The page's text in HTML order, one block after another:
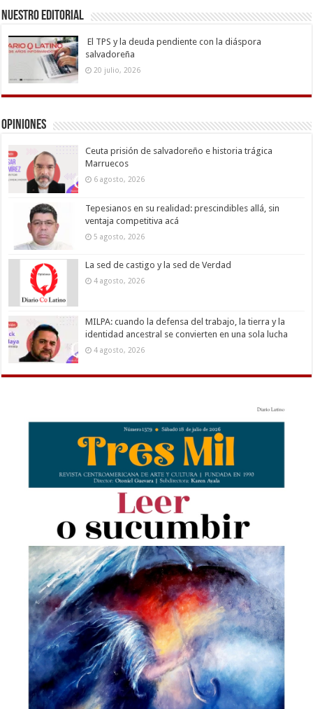
Nuestro Editorial
El TPS y la deuda pendiente con la diáspora
salvadoreña
20 julio, 2026
Opiniones
Ceuta prisión de salvadoreño e historia trágica
Marruecos
6 agosto, 2026
Tepesianos en su realidad: prescindibles allá, sin
ventaja competitiva acá
5 agosto, 2026
La sed de castigo y la sed de Verdad
4 agosto, 2026
MILPA: cuando la defensa del trabajo, la tierra y la
identidad ancestral se convierten en una sola lucha
4 agosto, 2026